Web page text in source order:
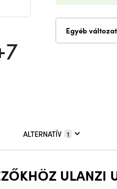
ALTERNATÍV 1